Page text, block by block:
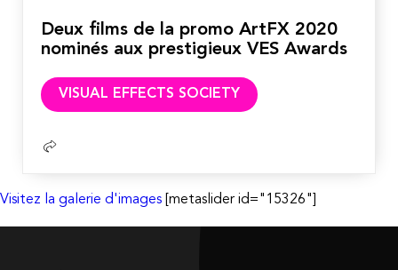
Deux films de la promo ArtFX 2020
nominés aux prestigieux VES Awards
VISUAL EFFECTS SOCIETY
Visitez la galerie d'images [metaslider id="15326"]